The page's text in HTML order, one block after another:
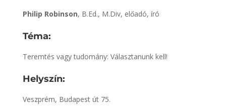
Philip Robinson, B.Ed., M.Div, előadó, író
Téma:
Teremtés vagy tudomány: Választanunk kell!
Helyszín:
Veszprém, Budapest út 75.